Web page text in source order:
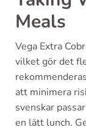
Meals
Vega Extra
vilket gör det
att minimera
svenskar
en lätt lunch.